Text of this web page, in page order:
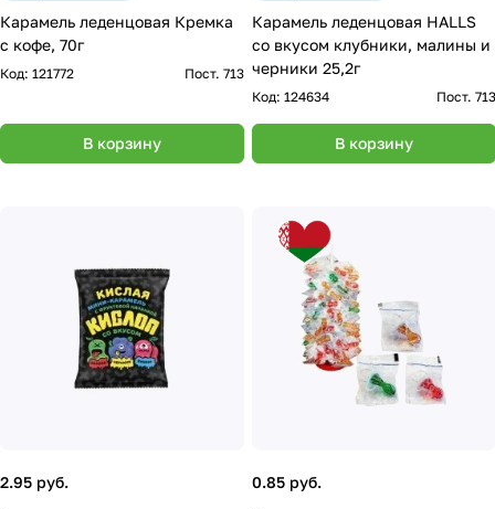
Карамель леденцовая Кремка
с кофе, 70г
Код: 121772 Пост. 713
В корзину
Карамель леденцовая HALLS
со вкусом клубники, малины и
черники 25,2г
Код: 124634 Пост. 713
В корзину
2.95 руб. 0.85 руб.